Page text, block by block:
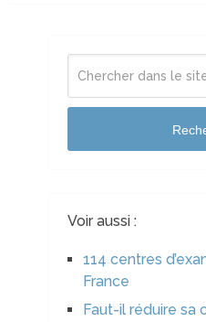
Voir aussi :
114 centres
France
Faut-il réduire sa